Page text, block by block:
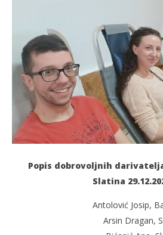
Popis dobrovoljnih
Slatina
Antolović Josip,
Arsin Dragan,